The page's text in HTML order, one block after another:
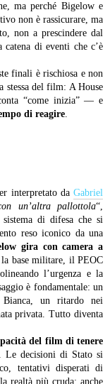
ma perché Bigelow e
non è rassicurare, ma
non a prescindere dal
di eventi che c’è
finali è rischiosa e non
stessa del film: A House
“come inizia” — e
di reagire.
interpretato da Gabriel
un’altra pallottola“,
di difesa che si
reso iconico da una
gira con camera a
base militare, il PEOC
l’urgenza e la
è fondamentale: un
un ritardo nei
privata. Tutto diventa
del film di tenere
Le decisioni di Stato si
tentativi disperati di
realtà più cruda: anche